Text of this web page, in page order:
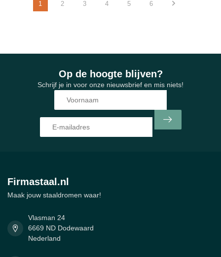
1 2 3 4 5 6
Op de hoogte blijven?
Schrijf je in voor onze nieuwsbrief en mis niets!
Firmastaal.nl
Maak jouw staaldromen waar!
Vlasman 24
6669 ND Dodewaard
Nederland